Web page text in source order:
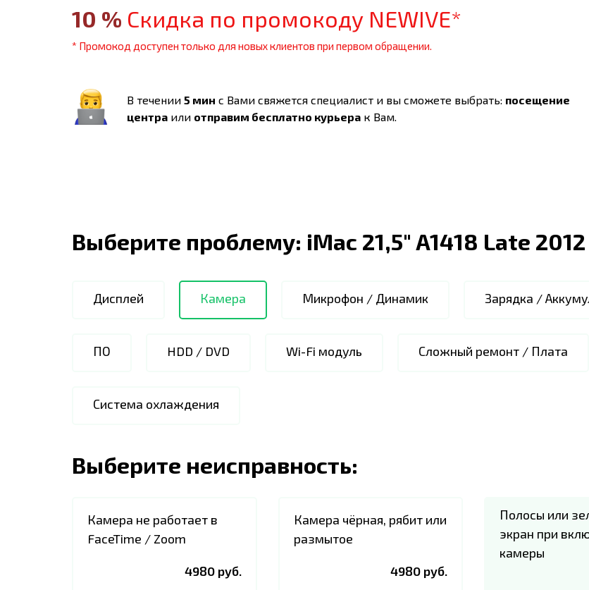
10 % Скидка по промокоду NEWIVE*
* Промокод доступен только для новых клиентов при первом обращении.
В течении 5 мин с Вами свяжется специалист и вы сможете выбрать: посещение
центра или отправим бесплатно курьера к Вам.
Выберите проблему: iMac 21,5" A1418 Late 2012
Дисплей Камера Микрофон / Динамик Зарядка /
ПО HDD / DVD Wi-Fi модуль Сложный ремонт / Плата
Система охлаждения
Выберите неисправность:
Камера не работает в
FaceTime / Zoom
4980 руб.
Камера чёрная, рябит или
размытое
4980 руб.
Полосы или
экран при
камеры